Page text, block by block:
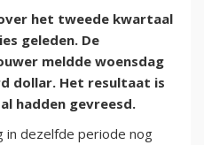
het tweede kwartaal
geleden. De
meldde woensdag
dollar. Het resultaat is
hadden gevreesd.
in dezelfde periode nog